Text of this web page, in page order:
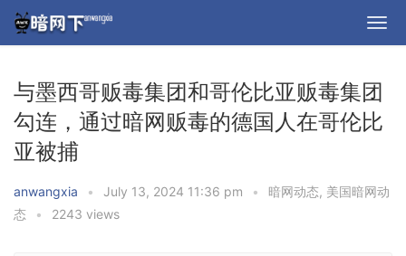
与墨西哥贩毒集团和哥伦比亚贩毒集团
勾连，通过暗网贩毒的德国人在哥伦比
亚被捕
anwangxia • July 13, 2024 11:36 pm • 暗网动态, 美国暗网动
态
• 2243 views